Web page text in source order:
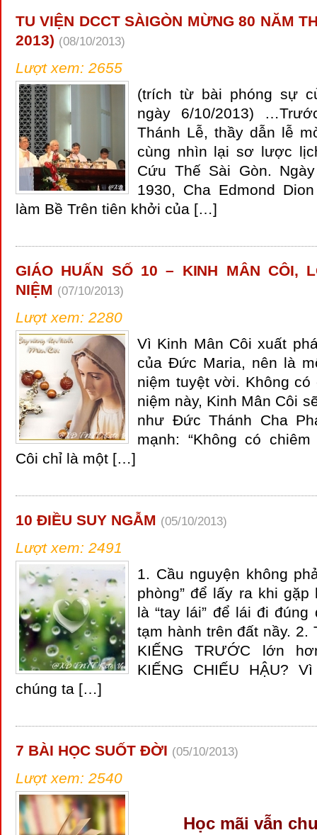
TU VIỆN DCCT SÀIGÒN MỪNG 80 NĂM
2013) (08/10/2013)
Lượt xem: 2655
(trích từ bài phóng sự
ngày 6/10/2013)
Thánh Lễ, thầy dẫn lễ
cùng nhìn lại sơ lược
Cứu Thế Sài Gòn.
1930, Cha Edmond
làm Bề Trên tiên khởi của […]
GIÁO HUẤN SỐ 10 – KINH MÂN CÔI,
NIỆM (07/10/2013)
Lượt xem: 2280
Vì Kinh Mân Côi xuất
của Đức Maria, nên là
niệm tuyệt vời. Không
niệm này, Kinh Mân Côi
như Đức Thánh Cha
mạnh: “Không có
Côi chỉ là một […]
10 ĐIỀU SUY NGẪM (05/10/2013)
Lượt xem: 2491
1. Cầu nguyện không
phòng” để lấy ra khi
là “tay lái” để lái đi
tạm hành trên đất nầy. 2.
KIẾNG TRƯỚC lớn
KIẾNG CHIẾU HẬU?
chúng ta […]
7 BÀI HỌC SUỐT ĐỜI (05/10/2013)
Lượt xem: 2540
Học mãi vẫn